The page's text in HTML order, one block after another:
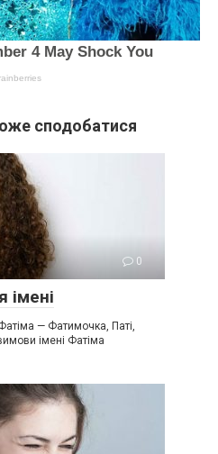
сподобатися
0
імені
— Фатимочка, Паті,
імені Фатіма